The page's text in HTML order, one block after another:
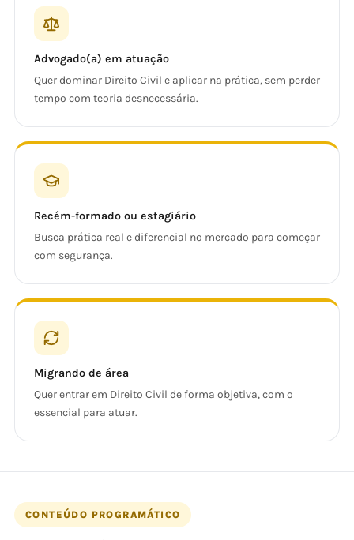
Advogado(a) em atuação
Quer dominar Direito Civil e aplicar na prática, sem perder
tempo com teoria desnecessária.
Recém-formado ou estagiário
Busca prática real e diferencial no mercado para começar
com segurança.
Migrando de área
Quer entrar em Direito Civil de forma objetiva, com o
essencial para atuar.
CONTEÚDO PROGRAMÁTICO